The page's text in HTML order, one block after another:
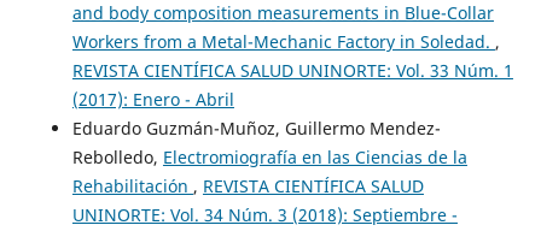
and body composition measurements in Blue-Collar
Workers from a Metal-Mechanic Factory in Soledad. ,
REVISTA CIENTÍFICA SALUD UNINORTE: Vol. 33 Núm. 1
(2017): Enero - Abril
Eduardo Guzmán-Muñoz, Guillermo Mendez-
Rebolledo, Electromiografía en las Ciencias de la
Rehabilitación , REVISTA CIENTÍFICA SALUD
UNINORTE: Vol. 34 Núm. 3 (2018): Septiembre -